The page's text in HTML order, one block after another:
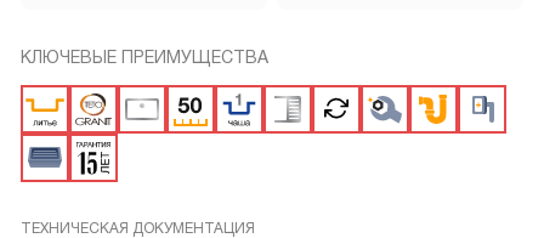
КЛЮЧЕВЫЕ ПРЕИМУЩЕСТВА
ТЕХНИЧЕСКАЯ ДОКУМЕНТАЦИЯ